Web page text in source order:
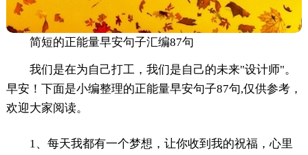
简短的正能量早安句子汇编87句
我们是在为自己打工，我们是自己的未来"设计师"。
早安！下面是小编整理的正能量早安句子87句,仅供参考，
欢迎大家阅读。
1、每天我都有一个梦想，让你收到我的祝福，心里